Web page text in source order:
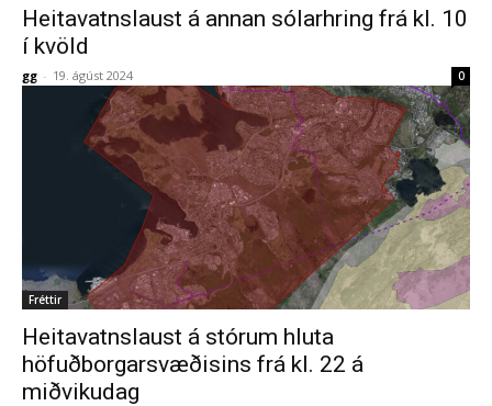
Heitavatnslaust á annan sólarhring frá kl. 10
í kvöld
gg - 19. ágúst 2024 0
Fréttir
Heitavatnslaust á stórum hluta
höfuðborgarsvæðisins frá kl. 22 á
miðvikudag